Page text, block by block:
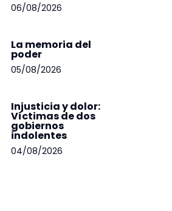
06/08/2026
La memoria del
poder
05/08/2026
Injusticia y dolor:
Víctimas de dos
gobiernos
indolentes
04/08/2026